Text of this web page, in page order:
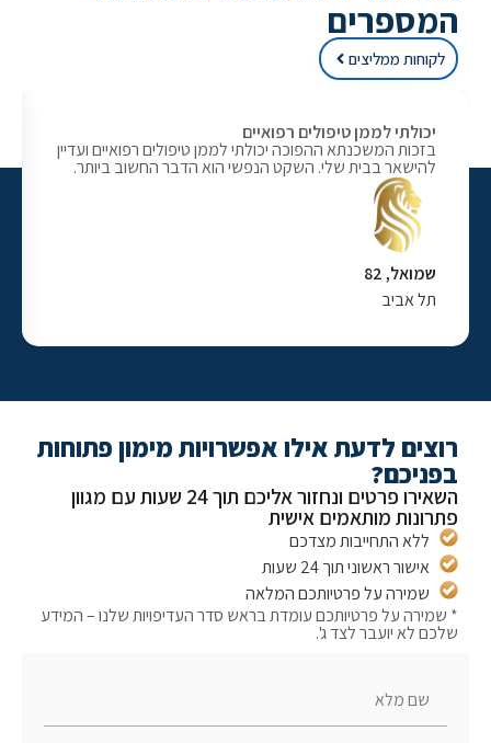
ממליצים
יכולתי לממן טיפולים רפואיים
בזכות המשכנתא ההפוכה יכולתי לממן טיפולים רפואיים ועדיין
להישאר בבית שלי. השקט הנפשי הוא הדבר החשוב ביותר.
שמואל, 82
תל אביב
החודשית
לדעת אילו אפשרויות מימון פתוחות
השאירו פרטים ונחזור אליכם תוך 24 שעות עם מגוון
מותאמים אישית
ללא התחייבות מצדכם
אישור ראשוני תוך 24 שעות
שמירה על פרטיותכם המלאה
על פרטיותכם עומדת בראש סדר העדיפויות שלנו – המידע
לא יועבר לצד ג'.